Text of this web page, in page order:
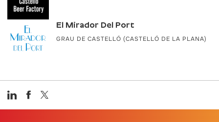
El Mirador Del Port
GRAU DE CASTELLÓ (CASTELLÓ DE LA PLANA)